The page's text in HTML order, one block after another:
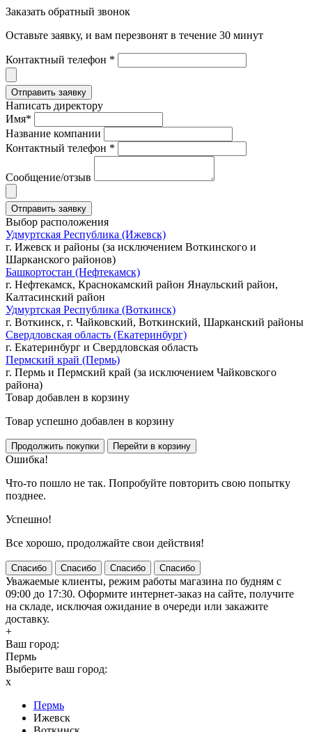
Заказать обратный звонок
Оставьте заявку, и вам перезвонят в течение 30 минут
Контактный телефон *
Написать директору
Имя*
Название компании
Контактный телефон *
Сообщение/отзыв
Выбор расположения
Удмуртская Республика (Ижевск)
г. Ижевск и районы (за исключением Воткинского и
Шарканского районов)
Башкортостан (Нефтекамск)
г. Нефтекамск, Краснокамский район Янаульский район,
Калтасинский район
Удмуртская Республика (Воткинск)
г. Воткинск, г. Чайковский, Воткинский, Шарканский районы
Свердловская область (Екатеринбург)
г. Екатеринбург и Свердловская область
Пермский край (Пермь)
г. Пермь и Пермский край (за исключением Чайковского
района)
Товар добавлен в корзину
Товар успешно добавлен в корзину
Ошибка!
Что-то пошло не так. Попробуйте повторить свою попытку
позднее.
Успешно!
Все хорошо, продолжайте свои действия!
Спасибо Спасибо Спасибо Спасибо
Уважаемые клиенты, режим работы магазина по будням с
09:00 до 17:30. Оформите интернет-заказ на сайте, получите
на складе, исключая ожидание в очереди или закажите
доставку.
+
Ваш город:
Пермь
Выберите ваш город:
x
Пермь
Ижевск